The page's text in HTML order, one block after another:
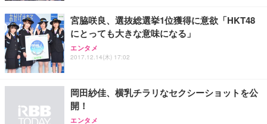
宮脇咲良、選抜総選挙1位獲得に意欲「HKT48
にとっても大きな意味になる」
エンタメ
2017.12.14(木) 17:02
岡田紗佳、横乳チラリなセクシーショットを公
開！
エンタメ